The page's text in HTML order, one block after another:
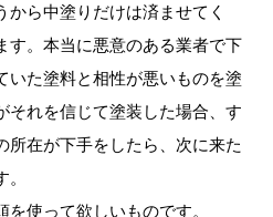
ら中塗りだけは済ませてく
す。本当に悪意のある業者で下
いた塗料と相性が悪いものを塗
それを信じて塗装した場合、す
所在が下手をしたら、次に来た
使って欲しいものです。